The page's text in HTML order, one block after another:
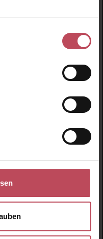
(9,32 € / 100 ml)
Regulärer Preis:
Anzahl: Gib den